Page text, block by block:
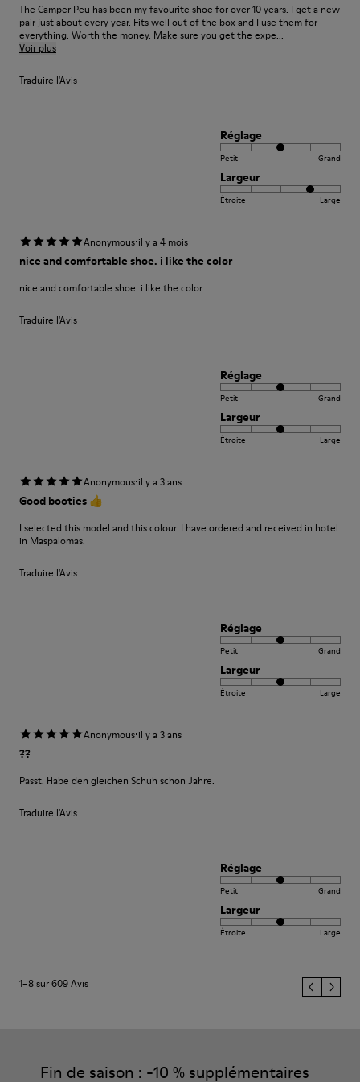
The Camper Peu has been my favourite shoe for over 10 years. I get a new
pair just about every year. Fits well out of the box and I use them for
everything. Worth the money. Make sure you get the expe...
Voir plus
Traduire l'Avis
Réglage
Petit Grand
Largeur
Étroite Large
Anonymous·il y a 4 mois
nice and comfortable shoe. i like the color
nice and comfortable shoe. i like the color
Traduire l'Avis
Réglage
Petit Grand
Largeur
Étroite Large
Anonymous·il y a 3 ans
Good booties 👍
I selected this model and this colour. I have ordered and received in hotel
in Maspalomas.
Traduire l'Avis
Réglage
Petit Grand
Largeur
Étroite Large
Anonymous·il y a 3 ans
??
Passt. Habe den gleichen Schuh schon Jahre.
Traduire l'Avis
Réglage
Petit Grand
Largeur
Étroite Large
1–8 sur 609 Avis
Fin de saison : -10 % supplémentaires